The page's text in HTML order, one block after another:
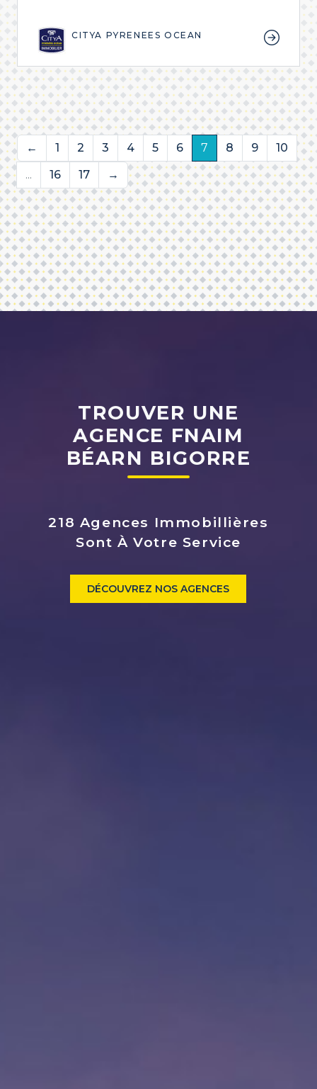
CITYA PYRENEES OCEAN
← 1 2 3 4 5 6 7 8 9
10
...
16 17 →
TROUVER UNE
AGENCE FNAIM
BÉARN BIGORRE
218 Agences Immobillières
Sont À Votre Service
DÉCOUVREZ NOS AGENCES